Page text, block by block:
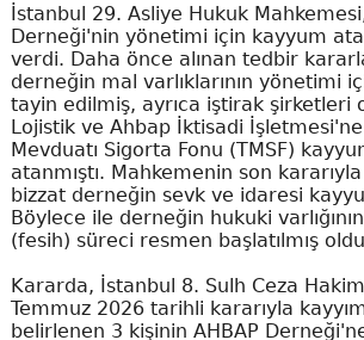
İstanbul 29. Asliye Hukuk
Derneği'nin yönetimi için kayyum
verdi. Daha önce alınan tedbir
derneğin mal varlıklarının yönetimi
tayin edilmiş, ayrıca iştirak şirketleri
Lojistik ve Ahbap İktisadi
Mevduatı Sigorta Fonu (TMSF)
atanmıştı. Mahkemenin son
bizzat derneğin sevk ve idaresi
Böylece ile derneğin hukuki
(fesih) süreci resmen başlatılmış
Kararda, İstanbul 8. Sulh Ceza
Temmuz 2026 tarihli kararıyla
belirlenen 3 kişinin AHBAP